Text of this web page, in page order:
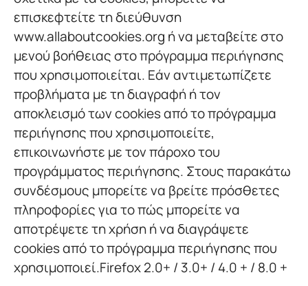
επισκεφτείτε τη διεύθυνση
www.allaboutcookies.org ή να μεταβείτε στο
μενού βοήθειας στο πρόγραμμα περιήγησης
που χρησιμοποιείται. Εάν αντιμετωπίζετε
προβλήματα με τη διαγραφή ή τον
αποκλεισμό των cookies από το πρόγραμμα
περιήγησης που χρησιμοποιείτε,
επικοινωνήστε με τον πάροχο του
προγράμματος περιήγησης. Στους παρακάτω
συνδέσμους μπορείτε να βρείτε πρόσθετες
πληροφορίες για το πώς μπορείτε να
αποτρέψετε τη χρήση ή να διαγράψετε
cookies από το πρόγραμμα περιήγησης που
χρησιμοποιεί.Firefox 2.0+ / 3.0+ / 4.0 + / 8.0 +